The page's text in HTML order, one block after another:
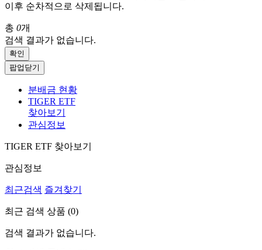
이후 순차적으로 삭제됩니다.
총 0개
검색 결과가 없습니다.
확인
팝업닫기
분배금 현황
TIGER ETF
찾아보기
관심정보
TIGER ETF 찾아보기
관심정보
최근검색 즐겨찾기
최근 검색 상품 (0)
검색 결과가 없습니다.